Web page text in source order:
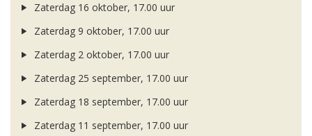
Zaterdag 16 oktober, 17.00 uur
Zaterdag 9 oktober, 17.00 uur
Zaterdag 2 oktober, 17.00 uur
Zaterdag 25 september, 17.00 uur
Zaterdag 18 september, 17.00 uur
Zaterdag 11 september, 17.00 uur